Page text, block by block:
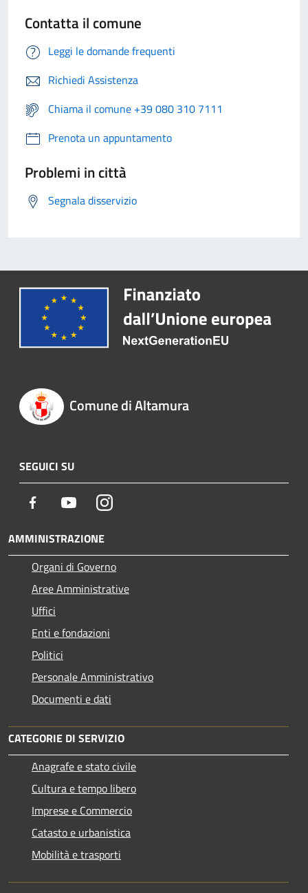
Contatta il comune
Leggi le domande frequenti
Richiedi Assistenza
Chiama il comune +39 080 310 7111
Prenota un appuntamento
Problemi in città
Segnala disservizio
Comune di Altamura
SEGUICI SU
Facebook YoutubeInstagram
AMMINISTRAZIONE
Organi di Governo
Aree Amministrative
Uffici
Enti e fondazioni
Politici
Personale Amministrativo
Documenti e dati
CATEGORIE DI SERVIZIO
Anagrafe e stato civile
Cultura e tempo libero
Imprese e Commercio
Catasto e urbanistica
Mobilità e trasporti